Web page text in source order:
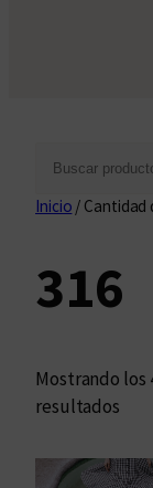
s
a
r
Inicio / Cantidad
316
Mostrando los
resultados
d